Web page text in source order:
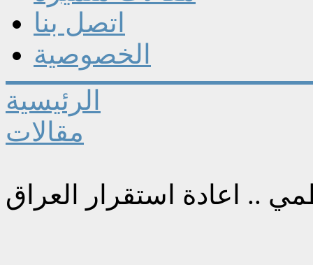
اتصل بنا
الخصوصية
الرئيسية
مقالات